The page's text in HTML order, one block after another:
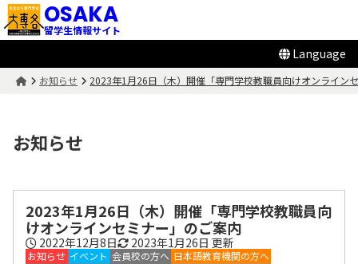
OSAKA
留学生情報サイト
Language
お知らせ 2023年1月26日（木）開催「専門学校教職員向けオンライン
お知らせ
2023年1月26日（木）開催「専門学校教職員向
けオンラインセミナー」のご案内
2022年12月8日 2023年1月26日 更新
お知らせ イベント 会員校の方へ 日本語教育機関の方へ